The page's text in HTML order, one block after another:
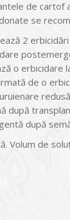
de cartof
se
2
o erbicidare
de o
după
după
Volum de